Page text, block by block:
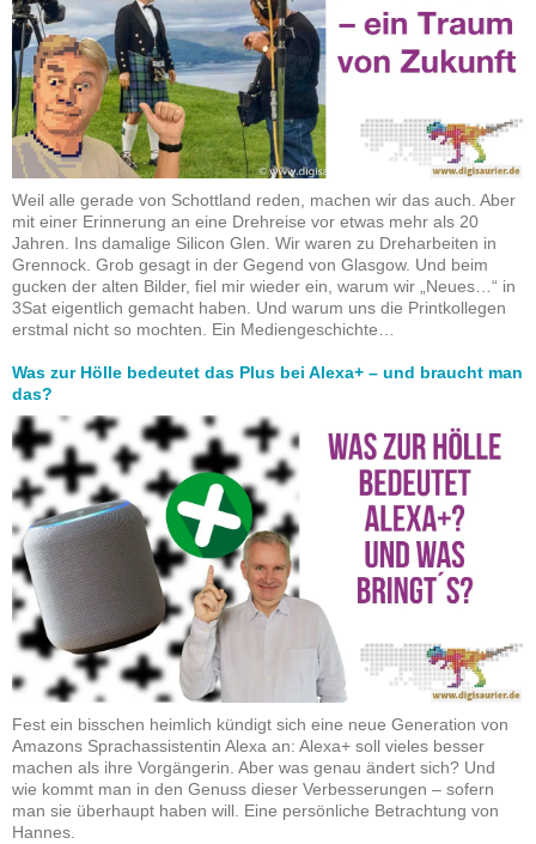
Weil alle gerade von Schottland reden, machen wir das auch. Aber
mit einer Erinnerung an eine Drehreise vor etwas mehr als 20
Jahren. Ins damalige Silicon Glen. Wir waren zu Dreharbeiten in
Grennock. Grob gesagt in der Gegend von Glasgow. Und beim
gucken der alten Bilder, fiel mir wieder ein, warum wir „Neues…“ in
3Sat eigentlich gemacht haben. Und warum uns die Printkollegen
erstmal nicht so mochten. Ein Mediengeschichte…
Was zur Hölle bedeutet das Plus bei Alexa+ – und braucht man
das?
Fest ein bisschen heimlich kündigt sich eine neue Generation von
Amazons Sprachassistentin Alexa an: Alexa+ soll vieles besser
machen als ihre Vorgängerin. Aber was genau ändert sich? Und
wie kommt man in den Genuss dieser Verbesserungen – sofern
man sie überhaupt haben will. Eine persönliche Betrachtung von
Hannes.